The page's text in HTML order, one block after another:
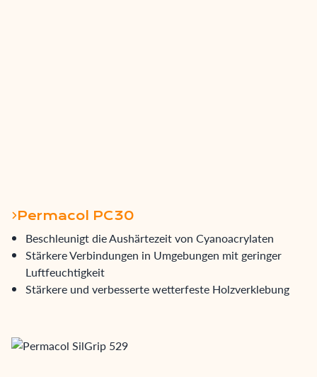
Permacol PC30
Beschleunigt die Aushärtezeit von Cyanoacrylaten
Stärkere Verbindungen in Umgebungen mit geringer
Luftfeuchtigkeit
Stärkere und verbesserte wetterfeste Holzverklebung